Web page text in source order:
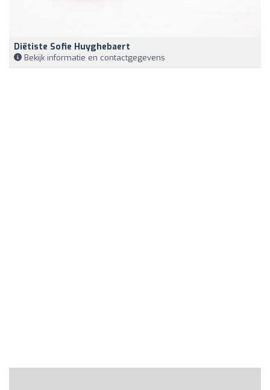
Diëtiste Sofie Huyghebaert
Bekijk informatie en contactgegevens